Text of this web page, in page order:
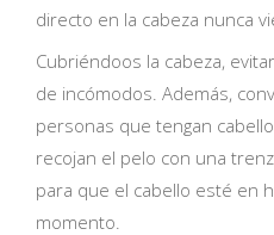
directo en la cabeza nunca
Cubriéndoos la cabeza,
de incómodos. Además,
personas que tengan
recojan el pelo con una
para que el cabello esté en
momento.